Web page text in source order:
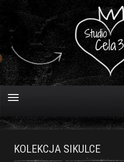
KOLEKCJA SIKULCE